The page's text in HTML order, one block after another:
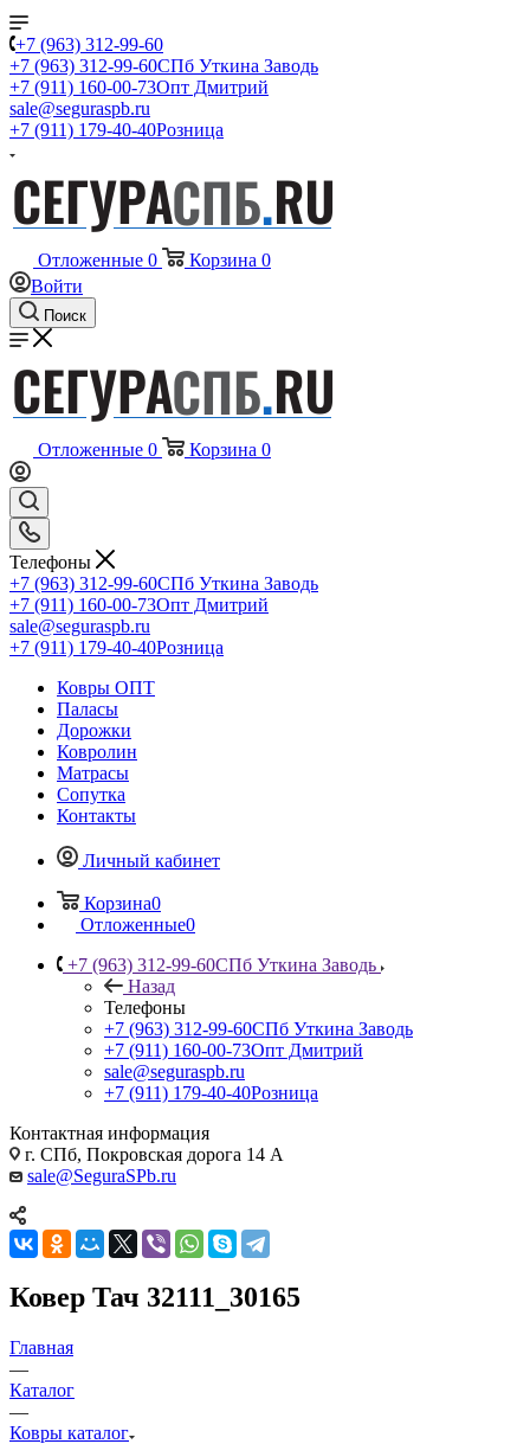
+7 (963) 312-99-60
+7 (963) 312-99-60СПб Уткина Заводь
+7 (911) 160-00-73Опт Дмитрий
sale@seguraspb.ru
+7 (911) 179-40-40Розница
Отложенные 0 Корзина 0
Войти
Поиск
Отложенные 0 Корзина 0
Телефоны
+7 (963) 312-99-60СПб Уткина Заводь
+7 (911) 160-00-73Опт Дмитрий
sale@seguraspb.ru
+7 (911) 179-40-40Розница
Ковры ОПТ
Паласы
Дорожки
Ковролин
Матрасы
Сопутка
Контакты
Личный кабинет
Корзина0
Отложенные0
+7 (963) 312-99-60СПб Уткина Заводь
Назад
Телефоны
+7 (963) 312-99-60СПб Уткина Заводь
+7 (911) 160-00-73Опт Дмитрий
sale@seguraspb.ru
+7 (911) 179-40-40Розница
Контактная информация
г. СПб, Покровская дорога 14 А
sale@SeguraSPb.ru
Ковер Тач 32111_30165
Главная
—
Каталог
—
Ковры каталог